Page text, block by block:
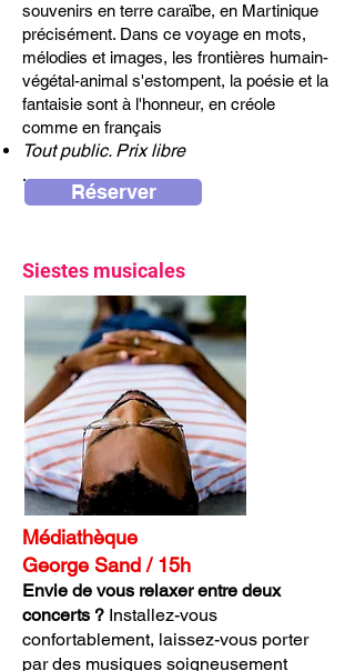
souvenirs en terre caraïbe, en Martinique
précisément. Dans ce voyage en mots,
mélodies et images, les frontières humain-
végétal-animal s'estompent, la poésie et la
fantaisie sont à l'honneur, en créole
comme en français
Tout public. Prix libre
.
Réserver
Siestes musicales
Médiathèque
George Sand / 15h
Envie de vous relaxer entre deux
concerts ? Installez-vous
confortablement, laissez-vous porter
par des musiques soigneusement